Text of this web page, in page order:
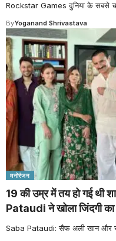
Rockstar Games दुनिया के सबसे
ByYoganand Shrivastava
मनोरंजन
19 की उम्र में तय हो गई थी
Pataudi ने खोला जिंदगी का
Saba Pataudi: सैफ अली खान और